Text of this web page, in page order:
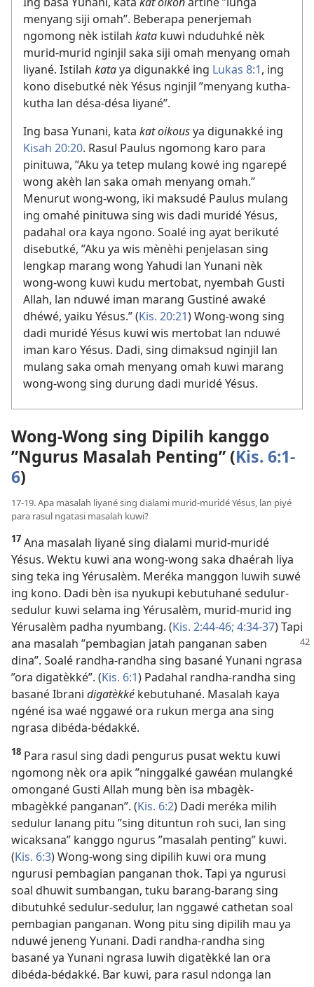
menyang siji omah”. Beberapa penerjemah
ngomong nèk istilah kata kuwi nduduhké nèk
murid-murid nginjil saka siji omah menyang omah
liyané. Istilah kataya digunakké ing Lukas 8:1, ing
kono disebutké nèk Yésus nginjil ”menyang kutha-
kutha lan désa-désa liyané”.
Ing basa Yunani, kata kat oikousya digunakké ing
Kisah 20:20. Rasul Paulus ngomong karo para
pinituwa, ”Aku ya tetep mulang kowé ing ngarepé
wong akèh lan saka omah menyang omah.”
Menurut wong-wong, iki maksudé Paulus mulang
ing omahé pinituwa sing wis dadi muridé Yésus,
padahal ora kaya ngono. Soalé ing ayat berikuté
disebutké, ”Aku ya wis mènèhi penjelasan sing
lengkap marang wong Yahudi lan Yunani nèk
wong-wong kuwi kudu mertobat, nyembah Gusti
Allah, lan nduwé iman marang Gustiné awaké
dhéwé, yaiku Yésus.” (Kis. 20:21) Wong-wong sing
dadi muridé Yésus kuwi wis mertobat lan nduwé
iman karo Yésus. Dadi, sing dimaksud nginjil lan
mulang saka omah menyang omah kuwi marang
wong-wong sing durung dadi muridé Yésus.
Wong-Wong sing Dipilih kanggo
”Ngurus Masalah Penting” (Kis. 6:1-
6)
17-19. Apa masalah liyané sing dialami murid-muridé Yésus, lan piyé
para rasul ngatasi masalah kuwi?
17 Ana masalah liyané sing dialami murid-muridé
Yésus. Wektu kuwi ana wong-wong saka dhaérah liya
sing teka ing Yérusalèm. Meréka manggon luwih suwé
ing kono. Dadi bèn isa nyukupi kebutuhané sedulur-
sedulur kuwi selama ing Yérusalèm, murid-murid ing
Yérusalèm padha nyumbang. (Kis. 2:44-46; 4:34-37) Tapi
ana masalah ”pembagian jatah panganan saben
dina”. Soalé randha-randha sing basané Yunani ngrasa
”ora digatèkké”. (Kis. 6:1) Padahal randha-randha sing
basané Ibrani digatèkké kebutuhané. Masalah kaya
ngéné isa waé nggawé ora rukun merga ana sing
ngrasa dibéda-bédakké.
18 Para rasul sing dadi pengurus pusat wektu kuwi
ngomong nèk ora apik ”ninggalké gawéan mulangké
omongané Gusti Allah mung bèn isa mbagèk-
mbagèkké panganan”. (Kis. 6:2) Dadi meréka milih
sedulur lanang pitu ”sing dituntun roh suci, lan sing
wicaksana” kanggo ngurus ”masalah penting” kuwi.
(Kis. 6:3) Wong-wong sing dipilih kuwi ora mung
ngurusi pembagian panganan thok. Tapi ya ngurusi
soal dhuwit sumbangan, tuku barang-barang sing
dibutuhké sedulur-sedulur, lan nggawé cathetan soal
pembagian panganan. Wong pitu sing dipilih mau ya
nduwé jeneng Yunani. Dadi randha-randha sing
basané ya Yunani ngrasa luwih digatèkké lan ora
dibéda-bédakké. Bar kuwi, para rasul ndonga lan